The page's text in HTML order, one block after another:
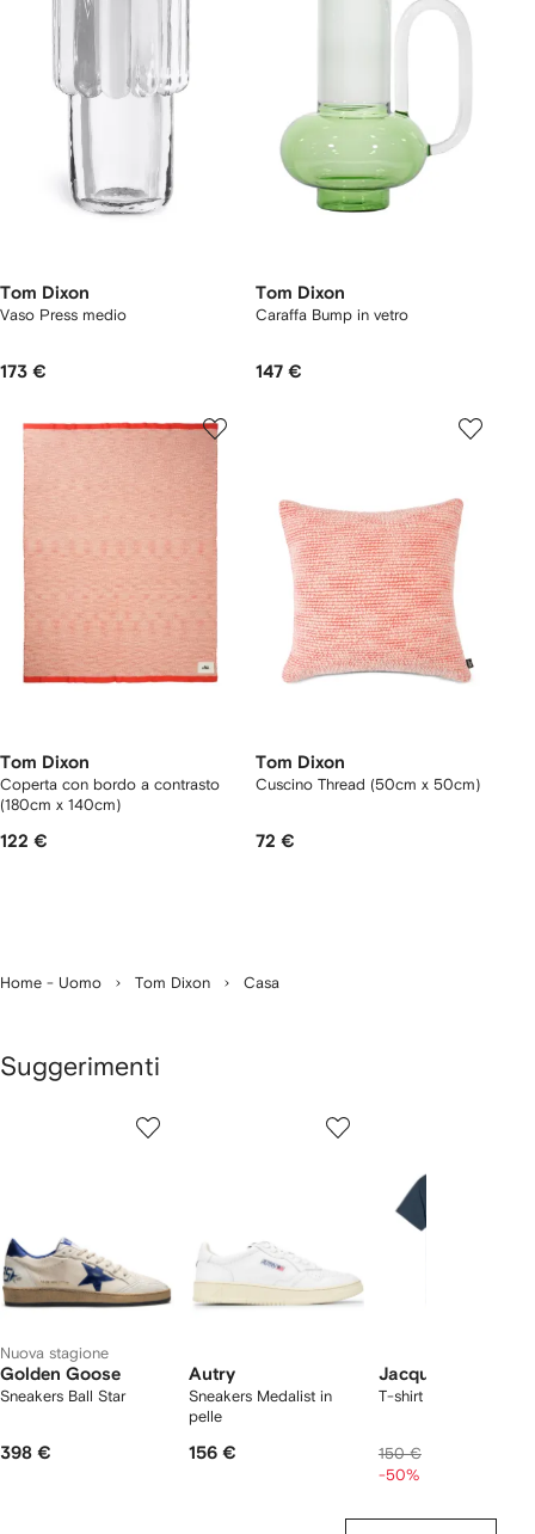
Tom Dixon
Vaso Press medio
173 €
Tom Dixon
Caraffa Bump in vetro
147 €
Tom Dixon
Coperta con bordo a contrasto
(180cm x 140cm)
122 €
Tom Dixon
Cuscino Thread (50cm x 50cm)
72 €
Home - Uomo Tom Dixon Casa
Suggerimenti
Nuova stagione
Golden Goose
Sneakers Ball Star
398 €
Autry
Sneakers Medalist in
pelle
156 €
Jacquemus
T-shirt in cotone
150 €
-50%